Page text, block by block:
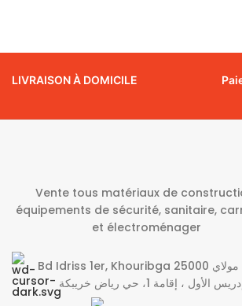
LIVRAISON À DOMICILE
Vente tous matériaux de
équipements de sécurité, sanitaire,
et électroménager
Bd Idriss 1er, Khouribga 25000 شارع مولاي
الأول ، إقامة 1، حي رياض خريبكة